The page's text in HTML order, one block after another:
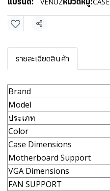
แชร์
รายละเอียดสินค้า
Brand
Model
ประเภท
Color
Case Dimensions
Motherboard Support
VGA Dimensions
FAN SUPPORT